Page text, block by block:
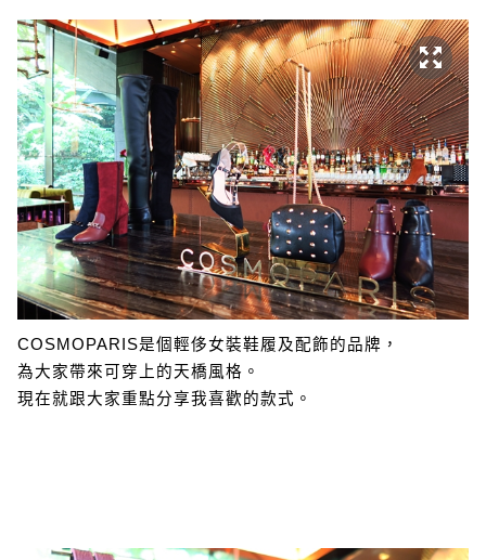
COSMOPARIS是個輕侈女裝鞋履及配飾的品牌，
為大家帶來可穿上的天橋風格。
現在就跟大家重點分享我喜歡的款式。